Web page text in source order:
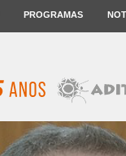
PROGRAMAS